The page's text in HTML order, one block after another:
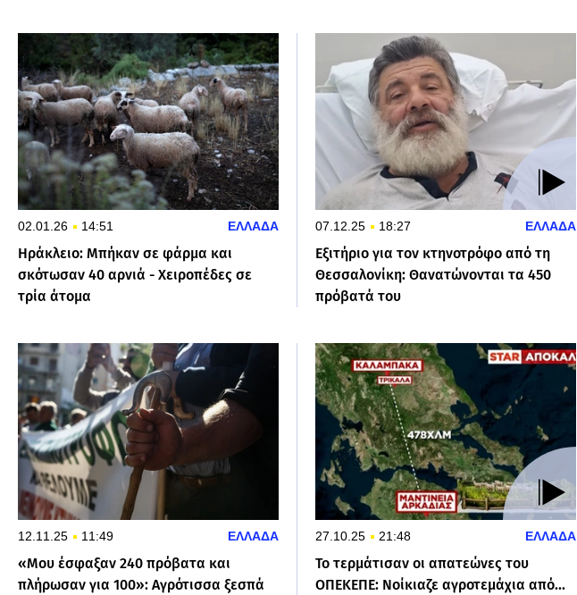
02.01.26 14:51 ΕΛΛΑΔΑ
Ηράκλειο: Μπήκαν σε φάρμα και
σκότωσαν 40 αρνιά - Χειροπέδες σε
τρία άτομα
07.12.25 18:27 ΕΛΛΑΔΑ
Εξιτήριο για τον κτηνοτρόφο από τη
Θεσσαλονίκη: Θανατώνονται τα 450
πρόβατά του
12.11.25 11:49 ΕΛΛΑΔΑ
«Μου έσφαξαν 240 πρόβατα και
πλήρωσαν για 100»: Αγρότισσα ξεσπά
27.10.25 21:48 ΕΛΛΑΔΑ
Το τερμάτισαν οι απατεώνες του
ΟΠΕΚΕΠΕ: Νοίκιαζε αγροτεμάχια από...